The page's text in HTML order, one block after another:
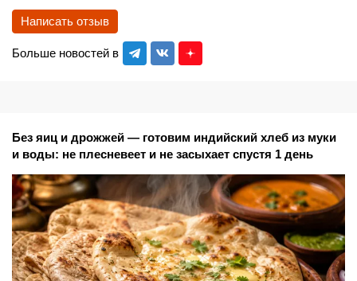
Больше новостей в
Написать отзыв
Без яиц и дрожжей — готовим индийский хлеб из муки
и воды: не плесневеет и не засыхает спустя 1 день